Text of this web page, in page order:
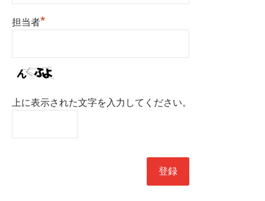
担当者*
上に表示された文字を入力してください。